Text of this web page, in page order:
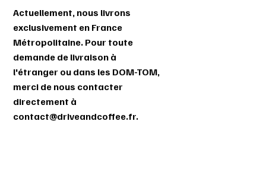
Actuellement, nous livrons
exclusivement en France
Métropolitaine. Pour toute
demande de livraison à
l'étranger ou dans les DOM-TOM,
merci de nous contacter
directement à
contact@driveandcoffee.fr.